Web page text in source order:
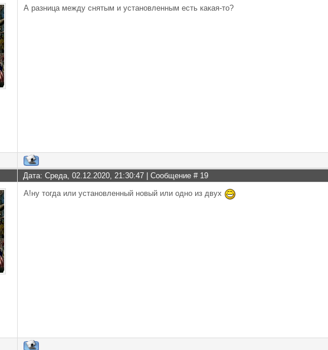
А разница между снятым и установленным есть какая-то?
Дата: Среда, 02.12.2020, 21:30:47 | Сообщение # 19
А!ну тогда или установленный новый или одно из двух